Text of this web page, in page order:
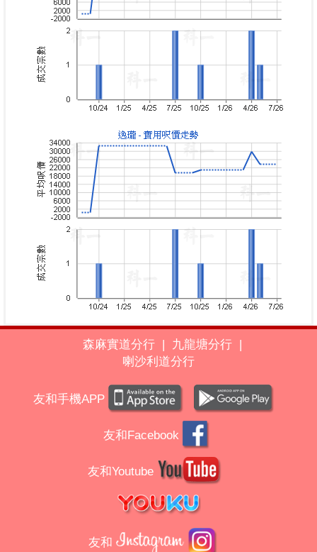
森麻實道分行 | 九龍塘分行
|
喇沙利道分行
友和手機APP
友和Facebook
友和Youtube
友和